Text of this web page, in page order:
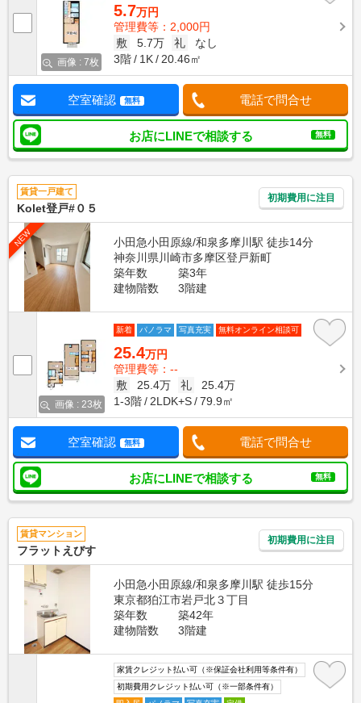
画像 : 7枚
5.7万円
管理費等：2,000円
敷
5.7万 礼
なし
3階
1K 20.46㎡
空室確認 無料 電話で問合せ
お店にLINEで相談する 無料
賃貸一戸建て
Kolet登戸#０５
初期費用に注目
NEW
小田急小田原線/和泉多摩川駅 徒歩14分
神奈川県川崎市多摩区登戸新町
築年数
築3年
建物階数
3階建
画像 : 23枚
新着 パノラマ 写真充実 無料オンライン相談可
25.4万円
管理費等：--
敷
25.4万 礼
25.4万
1-3階
2LDK+S 79.9㎡
空室確認 無料 電話で問合せ
お店にLINEで相談する 無料
賃貸マンション
フラットえびす
初期費用に注目
小田急小田原線/和泉多摩川駅 徒歩15分
東京都狛江市岩戸北３丁目
築年数
築42年
建物階数
3階建
家賃クレジット払い可（※保証会社利用等条件有）
初期費用クレジット払い可（※一部条件有）